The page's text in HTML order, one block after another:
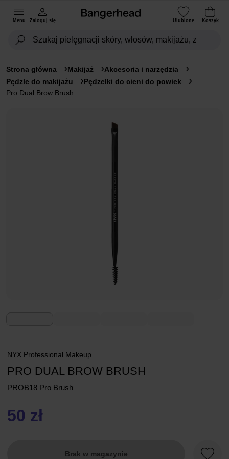
Menu Zaloguj się Ulubione Koszyk
Strona główna Makijaż
Akcesoria i narzędzia
Pędzle do makijażu
Pędzelki do cieni do powiek
Pro Dual Brow Brush
NYX Professional Makeup
PRO DUAL BROW BRUSH
PROB18 Pro Brush
50 zł
Brak w magazynie